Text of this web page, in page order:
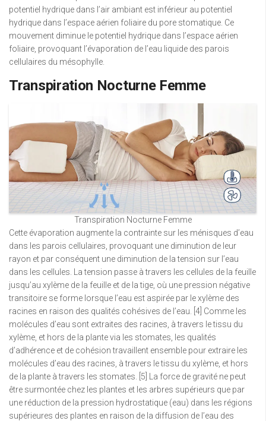
potentiel hydrique dans l’air ambiant est inférieur au potentiel
hydrique dans l’espace aérien foliaire du pore stomatique. Ce
mouvement diminue le potentiel hydrique dans l’espace aérien
foliaire, provoquant l’évaporation de l’eau liquide des parois
cellulaires du mésophylle.
Transpiration Nocturne Femme
Transpiration Nocturne Femme
Cette évaporation augmente la contrainte sur les ménisques d’eau
dans les parois cellulaires, provoquant une diminution de leur
rayon et par conséquent une diminution de la tension sur l’eau
dans les cellules. La tension passe à travers les cellules de la feuille
jusqu’au xylème de la feuille et de la tige, où une pression négative
transitoire se forme lorsque l’eau est aspirée par le xylème des
racines en raison des qualités cohésives de l’eau. [4] Comme les
molécules d’eau sont extraites des racines, à travers le tissu du
xylème, et hors de la plante via les stomates, les qualités
d’adhérence et de cohésion travaillent ensemble pour extraire les
molécules d’eau des racines, à travers le tissu du xylème, et hors
de la plante à travers les stomates. [5] La force de gravité ne peut
être surmontée chez les plantes et les arbres supérieurs que par
une réduction de la pression hydrostatique (eau) dans les régions
supérieures des plantes en raison de la diffusion de l’eau des